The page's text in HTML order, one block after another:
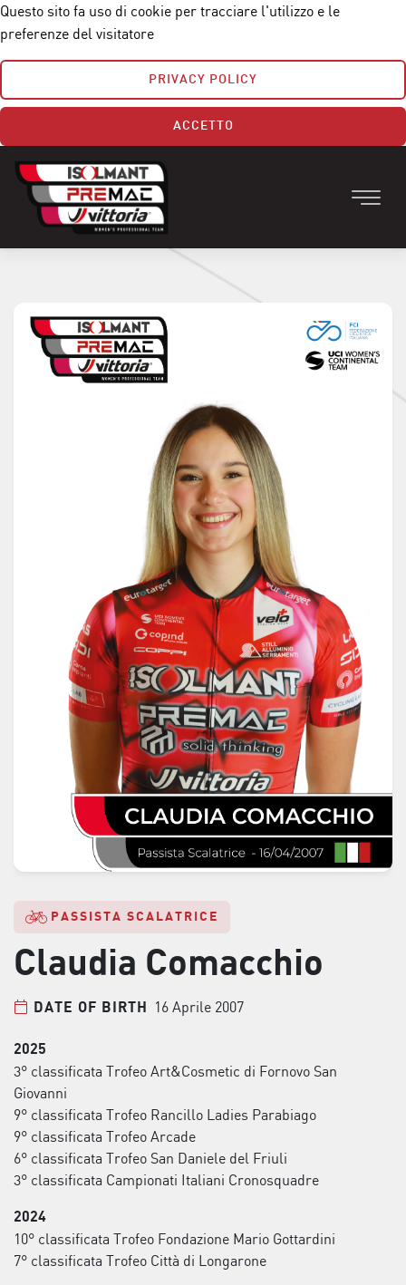
Questo sito fa uso di cookie per tracciare l'utilizzo e le
preferenze del visitatore
PRIVACY POLICY
ACCETTO
PASSISTA SCALATRICE
Claudia Comacchio
DATE OF BIRTH 16 Aprile 2007
2025
3° classificata Trofeo Art&Cosmetic di Fornovo San
Giovanni
9° classificata Trofeo Rancillo Ladies Parabiago
9° classificata Trofeo Arcade
6° classificata Trofeo San Daniele del Friuli
3° classificata Campionati Italiani Cronosquadre
2024
10° classificata Trofeo Fondazione Mario Gottardini
7° classificata Trofeo Città di Longarone